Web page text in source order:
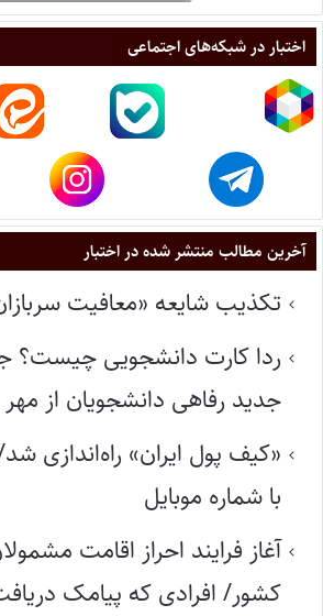
اختبار در شبکه‌های اجتماعی
آخرین مطالب منتشر شده در اختبار
تکذیب شایعه «معافیت
ردا کارت دانشجویی چیست؟
جدید رفاهی دانشجویان از مهر ۱۴۰۵
«کیف پول ایران» راه‌اندازی
با شماره موبایل
آغاز فرایند احراز اقامت
کشور/ افرادی که پیامک